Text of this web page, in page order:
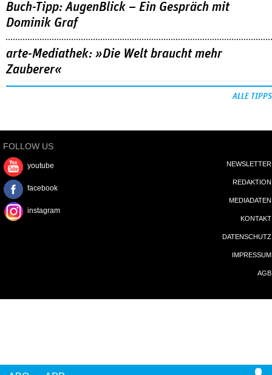
Buch-Tipp: AugenBlick – Ein Gespräch mit
Dominik Graf
arte-Mediathek: »Die Welt braucht mehr
Zauberer«
ALLE TIPPS
FOLLOW US
youtube
facebook
instagram
NEWSLETTER
REDAKTION
MEDIADATEN
KONTAKT
DATENSCHUTZ
IMPRESSUM
AGB